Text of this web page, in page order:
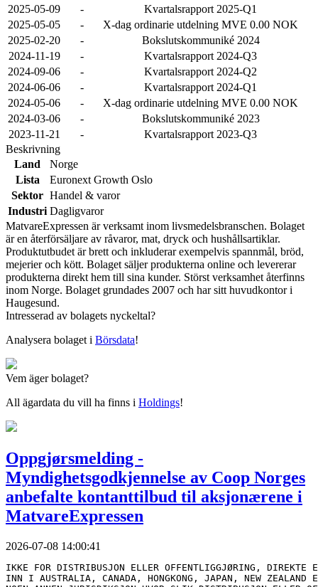
2025-05-09
-
Kvartalsrapport 2025-Q1
2025-05-05
-
X-dag ordinarie utdelning MVE 0.00 NOK
2025-02-20
-
Bokslutskommuniké 2024
2024-11-19
-
Kvartalsrapport 2024-Q3
2024-09-06
-
Kvartalsrapport 2024-Q2
2024-06-06
-
Kvartalsrapport 2024-Q1
2024-05-06
-
X-dag ordinarie utdelning MVE 0.00 NOK
2024-03-06
-
Bokslutskommuniké 2023
2023-11-21
-
Kvartalsrapport 2023-Q3
Beskrivning
Land
Norge
Lista
Euronext Growth Oslo
Sektor Handel & varor
Industri Dagligvaror
MatvareExpressen är verksamt inom livsmedelsbranschen. Bolaget
är en återförsäljare av råvaror, mat, dryck och hushållsartiklar.
Produktutbudet är brett och inkluderar exempelvis spannmål, bröd,
mejerier och kött. Bolaget säljer produkterna online och levererar
produkterna direkt hem till sina kunder. Störst verksamhet återfinns
inom Norge. Bolaget grundades 2007 och har sitt huvudkontor i
Haugesund.
Intresserad av bolagets nyckeltal?
Analysera bolaget i Börsdata!
Vem äger bolaget?
All ägardata du vill ha finns i Holdings!
Oppgjørsmelding -
Myndighetsgodkjennelse av Coop Norges
anbefalte kontanttilbud til aksjonærene i
MatvareExpressen
2026-07-08 14:00:41
IKKE FOR DISTRIBUSJON ELLER OFFENTLIGGJØRING,
INN I AUSTRALIA, CANADA, HONGKONG, JAPAN, NEW ZEALAND